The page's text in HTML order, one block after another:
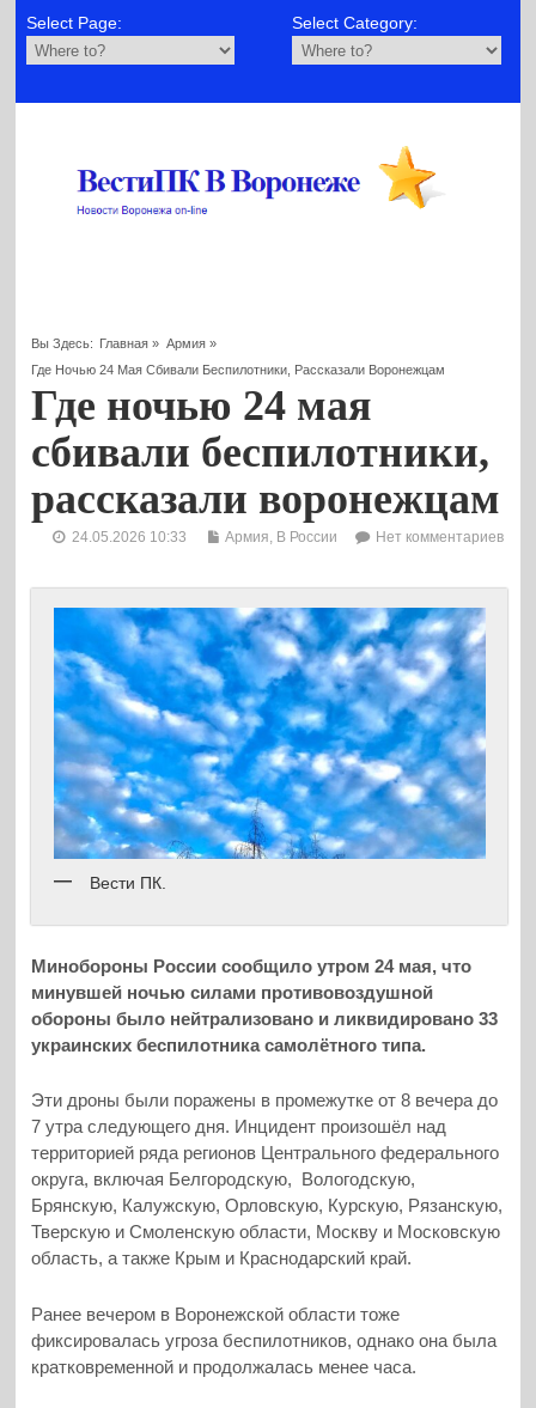
Select Page: Select Category:
Вы Здесь: Главная » Армия»
Где Ночью 24 Мая Сбивали Беспилотники, Рассказали Воронежцам
Где ночью 24 мая
сбивали беспилотники,
рассказали воронежцам
24.05.2026 10:33 Армия В России Нет комментариев
Вести ПК.
Минобороны России сообщило утром 24 мая, что
минувшей ночью силами противовоздушной
обороны было нейтрализовано и ликвидировано 33
украинских беспилотника самолётного типа.
Эти дроны были поражены в промежутке от 8 вечера до
7 утра следующего дня. Инцидент произошёл над
территорией ряда регионов Центрального федерального
округа, включая Белгородскую, Вологодскую,
Брянскую, Калужскую, Орловскую, Курскую, Рязанскую,
Тверскую и Смоленскую области, Москву и Московскую
область, а также Крым и Краснодарский край.
Ранее вечером в Воронежской области тоже
фиксировалась угроза беспилотников, однако она была
кратковременной и продолжалась менее часа.